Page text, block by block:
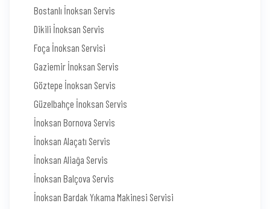
Bostanlı İnoksan Servis
Dikili İnoksan Servis
Foça İnoksan Servisi
Gaziemir İnoksan Servis
Göztepe İnoksan Servis
Güzelbahçe İnoksan Servis
İnoksan Bornova Servis
İnoksan Alaçatı Servis
İnoksan Aliağa Servis
İnoksan Balçova Servis
İnoksan Bardak Yıkama Makinesi Servisi